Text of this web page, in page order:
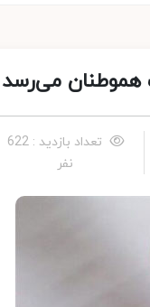
تعداد بازدید : 622
نفر